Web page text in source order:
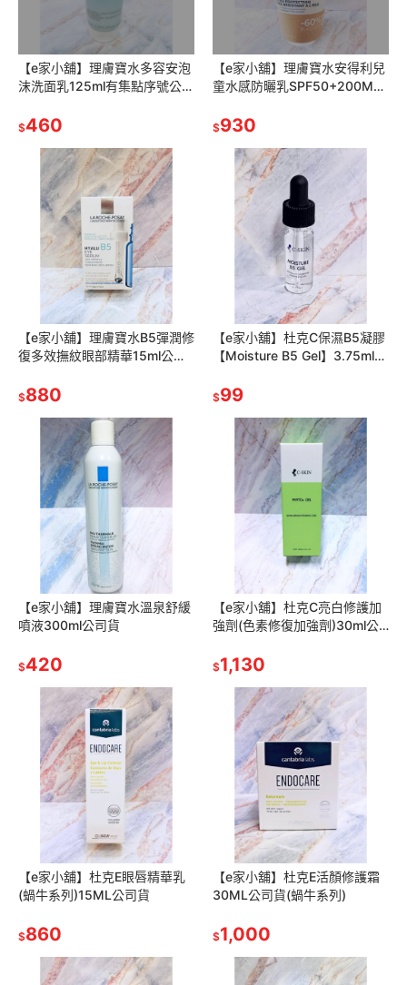
【e家小舖】理膚寶水多容安泡
沫洗面乳125ml有集點序號公司
$460
【e家小舖】理膚寶水安得利兒
童水感防曬乳SPF50+200ML
$930
【e家小舖】理膚寶水B5彈潤修
復多效撫紋眼部精華15ml公司
$880
【e家小舖】杜克C保濕B5凝膠
【Moisture B5 Gel】3.75ml公
$99
【e家小舖】理膚寶水溫泉舒緩
噴液300ml公司貨
$420
【e家小舖】杜克C亮白修護加
強劑(色素修復加強劑)30ml公
$1,130
【e家小舖】杜克E眼唇精華乳
(蝸牛系列)15ML公司貨
$860
【e家小舖】杜克E活顏修護霜
30ML公司貨(蝸牛系列)
$1,000